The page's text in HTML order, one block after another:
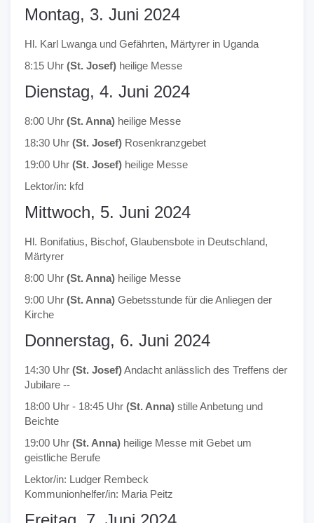
Montag, 3. Juni 2024
Hl. Karl Lwanga und Gefährten, Märtyrer in Uganda
8:15 Uhr (St. Josef) heilige Messe
Dienstag, 4. Juni 2024
8:00 Uhr (St. Anna) heilige Messe
18:30 Uhr (St. Josef) Rosenkranzgebet
19:00 Uhr (St. Josef) heilige Messe
Lektor/in: kfd
Mittwoch, 5. Juni 2024
Hl. Bonifatius, Bischof, Glaubensbote in Deutschland,
Märtyrer
8:00 Uhr (St. Anna) heilige Messe
9:00 Uhr (St. Anna) Gebetsstunde für die Anliegen der
Kirche
Donnerstag, 6. Juni 2024
14:30 Uhr (St. Josef)Andacht anlässlich des Treffens der
Jubilare --
18:00 Uhr - 18:45 Uhr (St. Anna) stille Anbetung und
Beichte
19:00 Uhr (St. Anna) heilige Messe mit Gebet um
geistliche Berufe
Lektor/in: Ludger Rembeck
Kommunionhelfer/in: Maria Peitz